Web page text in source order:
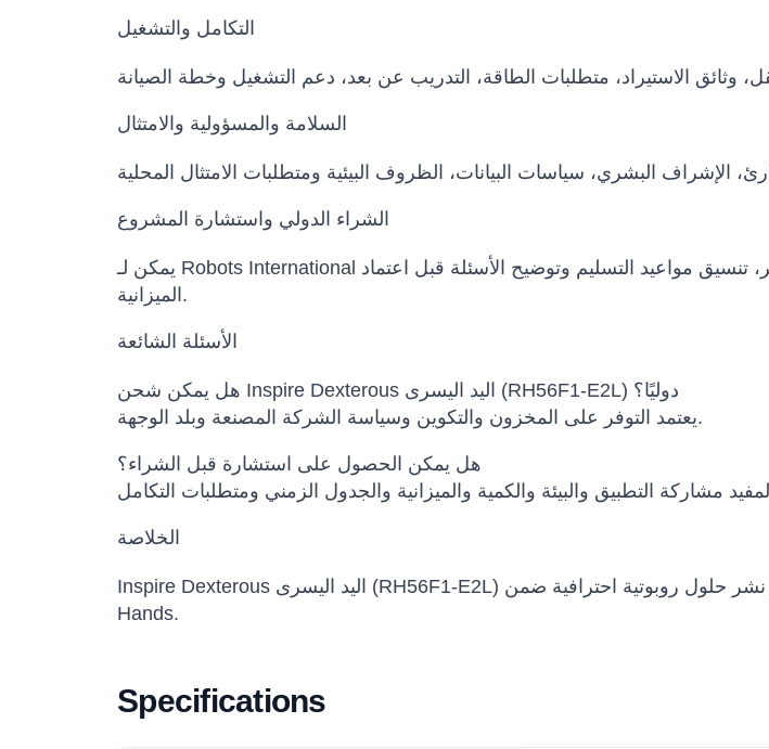
التكامل والتشغيل
السلامة والمسؤولية والامتثال
الشراء الدولي واستشارة المشروع
يمكن لـ Robots International المساعدة في مقارنة النماذج البديلة، تأكيد التكوين، إعداد عرض السعر، تنسيق مواعيد التسليم وتوضيح الأسئلة قبل اعتماد
الميزانية.
الأسئلة الشائعة
هل يمكن شحن Inspire Dexterous اليد اليسرى (RH56F1-E2L) دوليًا؟
يعتمد التوفر على المخزون والتكوين وسياسة الشركة المصنعة وبلد الوجهة.
هل يمكن الحصول على استشارة قبل الشراء؟
الخلاصة
Inspire Dexterous اليد اليسرى (RH56F1-E2L) خيار مناسب للفرق التي تريد تقييم أو شراء أو نشر حلول روبوتية احترافية ضمن Inspire Robots, Robot
Hands.
Specifications